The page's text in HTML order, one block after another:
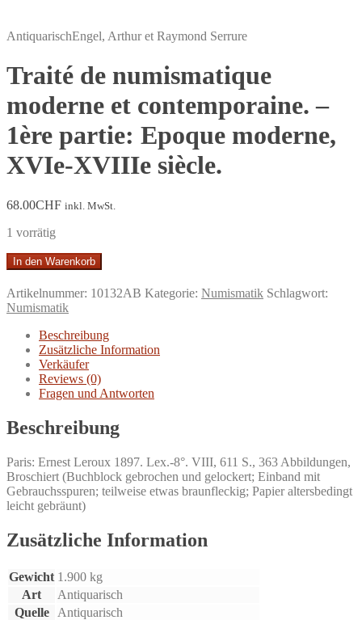
AntiquarischEngel, Arthur et Raymond Serrure
Traité de numismatique
moderne et contemporaine. –
1ère partie: Epoque moderne,
XVIe-XVIIIe siècle.
68.00CHF inkl. MwSt.
1 vorrätig
Traité
de
numismatique
moderne
et
contemporaine.
1ère
partie:
Epoque
XVIe-
XVIIIe
Menge
In den Warenkorb
Artikelnummer: 10132AB Kategorie: Numismatik Schlagwort:
Numismatik
Beschreibung
Zusätzliche Information
Verkäufer
Reviews (0)
Fragen und Antworten
Beschreibung
Paris: Ernest Leroux 1897. Lex.-8°. VIII, 611 S., 363 Abbildungen,
Broschiert (Buchblock gebrochen und gelockert; Einband mit
Gebrauchsspuren; teilweise etwas braunfleckig; Papier altersbedingt
leicht gebräunt)
Zusätzliche Information
Gewicht 1.900 kg
Art
Antiquarisch
Quelle
Antiquarisch